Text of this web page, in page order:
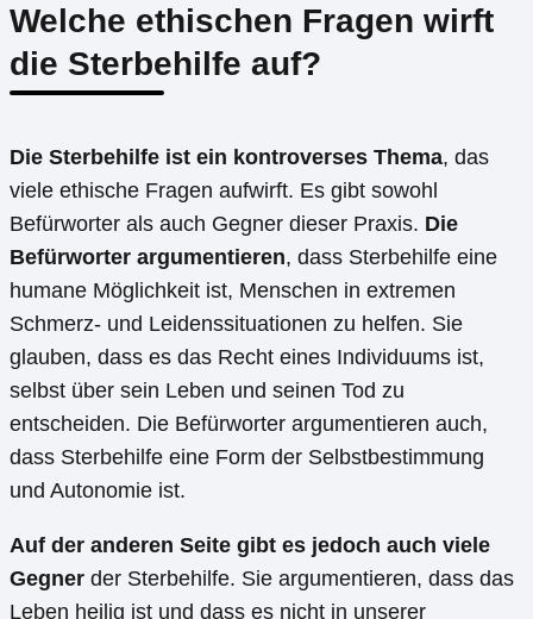
Welche ethischen Fragen wirft
die Sterbehilfe auf?
Die Sterbehilfe ist ein kontroverses Thema, das
viele ethische Fragen aufwirft. Es gibt sowohl
Befürworter als auch Gegner dieser Praxis. Die
Befürworter argumentieren, dass Sterbehilfe eine
humane Möglichkeit ist, Menschen in extremen
Schmerz- und Leidenssituationen zu helfen. Sie
glauben, dass es das Recht eines Individuums ist,
selbst über sein Leben und seinen Tod zu
entscheiden. Die Befürworter argumentieren auch,
dass Sterbehilfe eine Form der Selbstbestimmung
und Autonomie ist.
Auf der anderen Seite gibt es jedoch auch viele
Gegner der Sterbehilfe. Sie argumentieren, dass das
Leben heilig ist und dass es nicht in unserer